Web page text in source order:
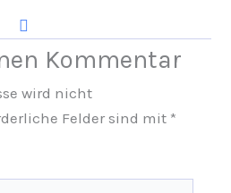
Kommentar
wird nicht
Felder sind mit *